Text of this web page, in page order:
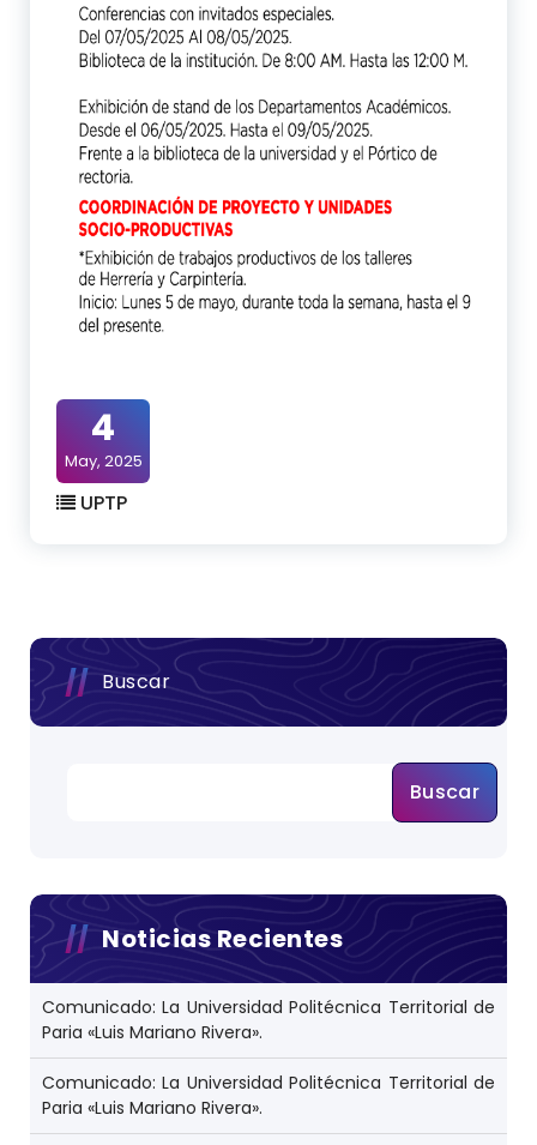
4
May, 2025
UPTP
Buscar
Buscar
Noticias Recientes
Comunicado: La Universidad Politécnica Territorial de
Paria «Luis Mariano Rivera».
Comunicado: La Universidad Politécnica Territorial de
Paria «Luis Mariano Rivera».